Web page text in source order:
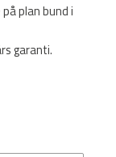
plan bund i
garanti.